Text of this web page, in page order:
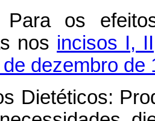
os
nos incisos I,
dezembro de
Dietéticos: